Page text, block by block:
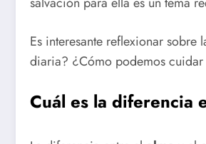
Es interesante reflexionar
diaria? ¿Cómo podemos cuidar
Cuál es la diferencia